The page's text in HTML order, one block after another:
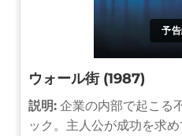
予
ウォール街 (1987)
説明: 企業の内部で起こる
ック。主人公が成功を求